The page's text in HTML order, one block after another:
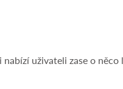
uživateli zase o